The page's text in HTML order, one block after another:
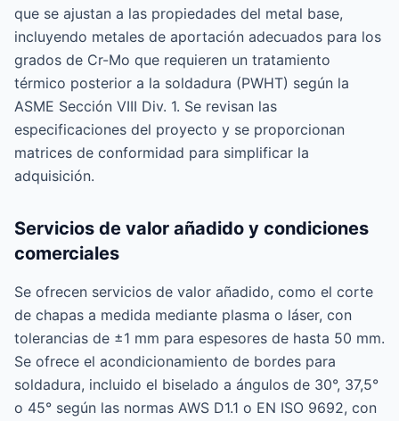
que se ajustan a las propiedades del metal base,
incluyendo metales de aportación adecuados para los
grados de Cr-Mo que requieren un tratamiento
térmico posterior a la soldadura (PWHT) según la
ASME Sección VIII Div. 1. Se revisan las
especificaciones del proyecto y se proporcionan
matrices de conformidad para simplificar la
adquisición.
Servicios de valor añadido y condiciones
comerciales
Se ofrecen servicios de valor añadido, como el corte
de chapas a medida mediante plasma o láser, con
tolerancias de ±1 mm para espesores de hasta 50 mm.
Se ofrece el acondicionamiento de bordes para
soldadura, incluido el biselado a ángulos de 30°, 37,5°
o 45° según las normas AWS D1.1 o EN ISO 9692, con